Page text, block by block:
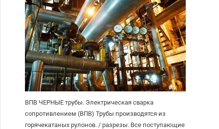
ВПВ ЧЕРНЫЕ трубы. Электрическая сварка
сопротивлением (ВПВ) Трубы производятся из
горячекатаных рулонов. / разрезы. Все поступающие